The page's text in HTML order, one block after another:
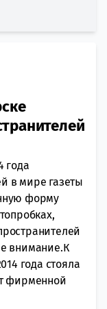
года
в мире газеты
форму
внимание.К
года стояла
фирменной